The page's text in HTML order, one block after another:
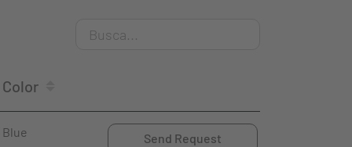
Color
Blue Send Request